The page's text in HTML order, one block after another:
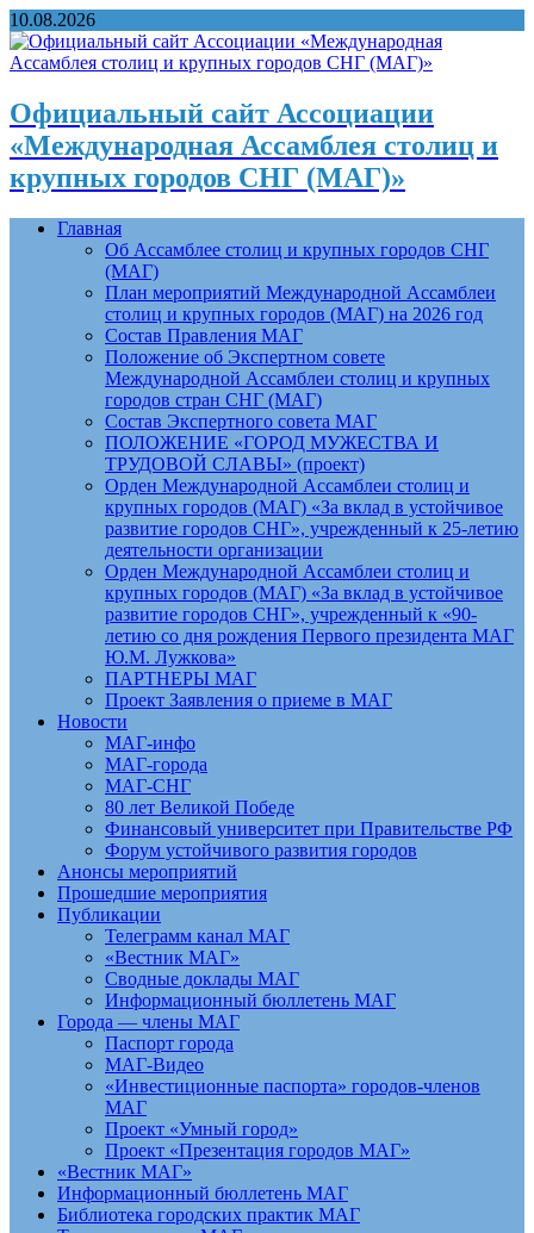
10.08.2026
Официальный сайт Ассоциации
«Международная Ассамблея столиц и
крупных городов СНГ (МАГ)»
Главная
Об Ассамблее столиц и крупных городов СНГ
(МАГ)
План мероприятий Международной Ассамблеи
столиц и крупных городов (МАГ) на 2026 год
Состав Правления МАГ
Положение об Экспертном совете
Международной Ассамблеи столиц и крупных
городов стран СНГ (МАГ)
Состав Экспертного совета МАГ
ПОЛОЖЕНИЕ «ГОРОД МУЖЕСТВА И
ТРУДОВОЙ СЛАВЫ» (проект)
Орден Международной Ассамблеи столиц и
крупных городов (МАГ) «За вклад в устойчивое
развитие городов СНГ», учрежденный к 25-летию
деятельности организации
Орден Международной Ассамблеи столиц и
крупных городов (МАГ) «За вклад в устойчивое
развитие городов СНГ», учрежденный к «90-
летию со дня рождения Первого президента МАГ
Ю.М. Лужкова»
ПАРТНЕРЫ МАГ
Проект Заявления о приеме в МАГ
Новости
МАГ-инфо
МАГ-города
МАГ-СНГ
80 лет Великой Победе
Финансовый университет при Правительстве РФ
Форум устойчивого развития городов
Анонсы мероприятий
Прошедшие мероприятия
Публикации
Телеграмм канал МАГ
«Вестник МАГ»
Сводные доклады МАГ
Информационный бюллетень МАГ
Города — члены МАГ
Паспорт города
МАГ-Видео
«Инвестиционные паспорта» городов-членов
МАГ
Проект «Умный город»
Проект «Презентация городов МАГ»
«Вестник МАГ»
Информационный бюллетень МАГ
Библиотека городских практик МАГ